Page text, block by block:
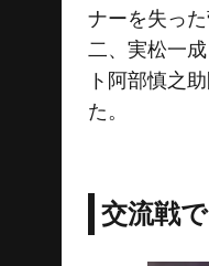
ナーを失っ
二、実松一
ト阿部慎之
た。
交流戦